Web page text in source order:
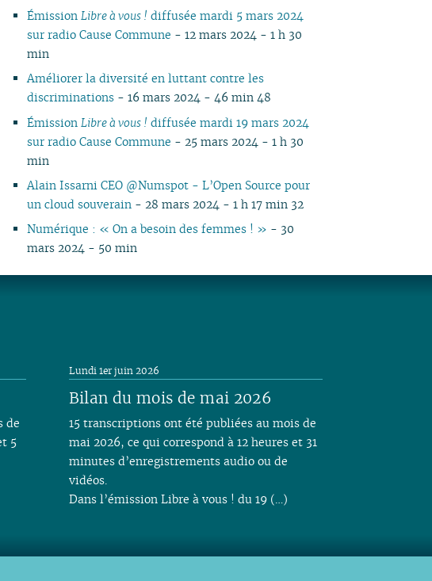
ÉmissionLibre à vous ! diffusée mardi 5 mars 2024
sur radio Cause Commune - 12 mars 2024 - 1 h 30
min
Améliorer la diversité en luttant contre les
discriminations - 16 mars 2024 - 46 min 48
Émission Libre à vous ! diffusée mardi 19 mars 2024
sur radio Cause Commune - 25 mars 2024 - 1 h 30
min
Alain Issarni CEO @Numspot - L’Open Source pour
un cloud souverain - 28 mars 2024 - 1 h 17 min 32
Numérique : « On a besoin des femmes ! » - 30
mars 2024 - 50 min
de
5
Bilan du mois de mai 2026
Lundi 1er juin 2026
15 transcriptions ont été publiées au mois de
mai 2026, ce qui correspond à 12 heures et 31
minutes d’enregistrements audio ou de
vidéos.
Dans l’émission Libre à vous ! du 19 (…)